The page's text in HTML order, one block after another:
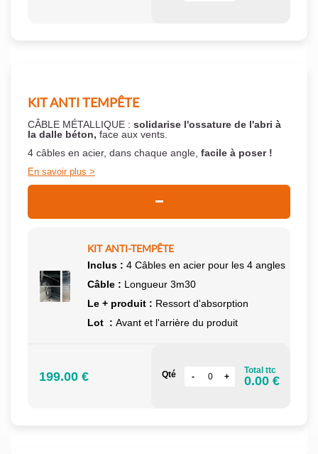
KIT ANTI TEMPÊTE
CÂBLE MÉTALLIQUE : solidarise l'ossature de l'abri à
la dalle béton, face aux vents.
4 câbles en acier, dans chaque angle, facile à poser !
En savoir plus
KIT ANTI-TEMPÊTE
Inclus : 4 Câbles en acier pour les 4 angles
Câble : Longueur 3m30
Le + produit : Ressort d'absorption
Lot : Avant et l'arrière du produit
199.00 € Qté Total ttc
0.00 €